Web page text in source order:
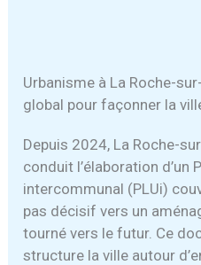
Urbanisme à La Roche-
global pour façonner la
Depuis 2024, La Roche-
conduit l’élaboration d’un
intercommunal (PLUi)
pas décisif vers un
tourné vers le futur. Ce
structure la ville autour